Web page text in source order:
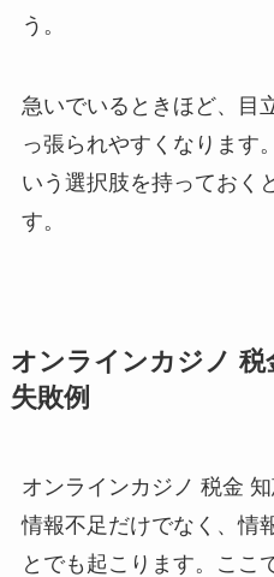
う。
急いでいるときほど、目
っ張られやすくなります。
いう選択肢を持っておく
す。
オンラインカジノ
失敗例
オンラインカジノ 税金
情報不足だけでなく、情
とでも起こります。ここ